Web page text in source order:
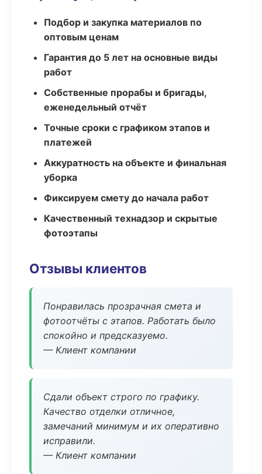
Подбор и закупка материалов по
оптовым ценам
Гарантия до 5 лет на основные виды
работ
Собственные прорабы и бригады,
еженедельный отчёт
Точные сроки с графиком этапов и
платежей
Аккуратность на объекте и финальная
уборка
Фиксируем смету до начала работ
Качественный технадзор и скрытые
фотоэтапы
Отзывы клиентов
Понравилась прозрачная смета и
фотоотчёты с этапов. Работать было
спокойно и предсказуемо.
— Клиент компании
Сдали объект строго по графику.
Качество отделки отличное,
замечаний минимум и их оперативно
исправили.
— Клиент компании